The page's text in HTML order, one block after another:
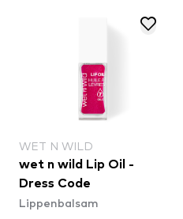
WET N WILD
wet n wild Lip Oil -
Dress Code
Lippenbalsam